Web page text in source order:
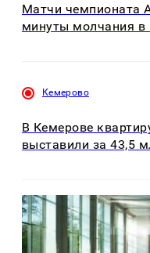
Матчи чемпионата
минуты молчания в
Кемерово
В Кемерове
выставили за 43,5